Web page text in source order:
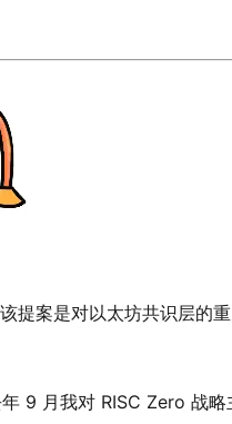
提案是对以太坊共识层的
9 月我对 RISC Zero 战略